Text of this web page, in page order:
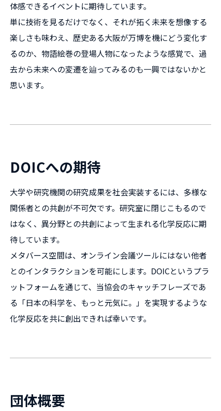
体感できるイベントに期待しています。
単に技術を見るだけでなく、それが拓く未来を想像する
楽しさも味わえ、歴史ある大阪が万博を機にどう変化す
るのか、物語絵巻の登場人物になったような感覚で、過
去から未来への変遷を辿ってみるのも一興ではないかと
思います。
DOICへの期待
大学や研究機関の研究成果を社会実装するには、多様な
関係者との共創が不可欠です。研究室に閉じこもるので
はなく、異分野との共創によって生まれる化学反応に期
待しています。
メタバース空間は、オンライン会議ツールにはない他者
とのインタラクションを可能にします。DOICというプラ
ットフォームを通じて、当協会のキャッチフレーズであ
る「日本の科学を、もっと元気に。」を実現するような
化学反応を共に創出できれば幸いです。
団体概要